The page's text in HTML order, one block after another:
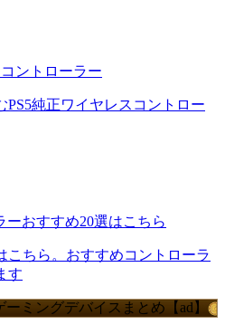
ントローラー
PS5純正ワイヤレスコントロー
ーおすすめ20選はこちら
こちら。おすすめコントローラ
す
ミングデバイスまとめ【ad】